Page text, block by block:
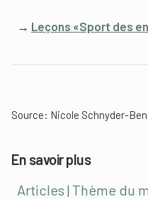
→ Leçons «Sport des
Source: Nicole Schnyder-
En savoir plus
Articles | Thème du